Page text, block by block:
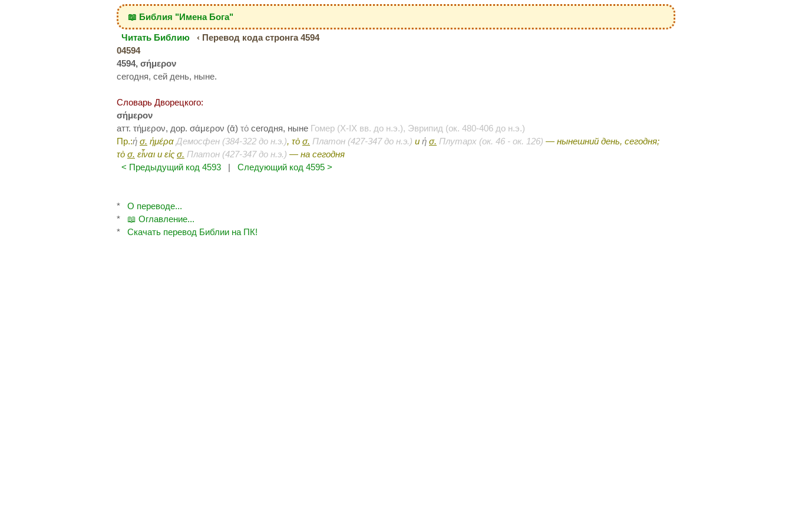
📖 Библия "Имена Бога"
Читать Библию
‹ Перевод кода стронга 4594
04594
4594, σήμερον
сегодня, сей день, ныне.
Словарь Дворецкого:
σήμερον
атт. τήμερον, дор. σάμερον (ᾱ) τό сегодня, ныне Гомер (X-IX вв. до н.э.), Эврипид (ок. 480-406 до н.э.)
Пр.:ἡ σ. ἡμέρα Демосфен (384-322 до н.э.), τὸ σ. Платон (427-347 до н.э.) и ἡ σ. Плутарх (ок. 46 - ок. 126) — нынешний день, сегодня;
τὸ σ. εἶναι и εἰς σ. Платон (427-347 до н.э.) — на сегодня
< Предыдущий код 4593
| Следующий код 4595 >
*
О переводе...
*
📖 Оглавление...
*
Скачать перевод Библии на ПК!